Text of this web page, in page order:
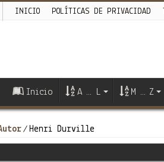
INICIO POLÍTICAS DE PRIVACIDAD
Inicio A … L M … Z
/ Henri Durville